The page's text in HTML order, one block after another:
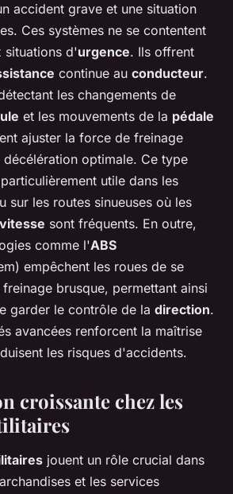
accident grave et une situation
Ces systèmes ne se contentent
situations d'urgence. Ils offrent
continue au conducteur.
les changements de
et les mouvements de la pédale
ajuster la force de freinage
optimale. Ce type
utile dans les
sur les routes sinueuses où les
vitesse sont fréquents. En outre,
comme l'ABS
empêchent les roues de se
brusque, permettant ainsi
garder le contrôle de la direction.
avancées renforcent la maîtrise
les risques d'accidents.
croissante chez les
jouent un rôle crucial dans
et les services